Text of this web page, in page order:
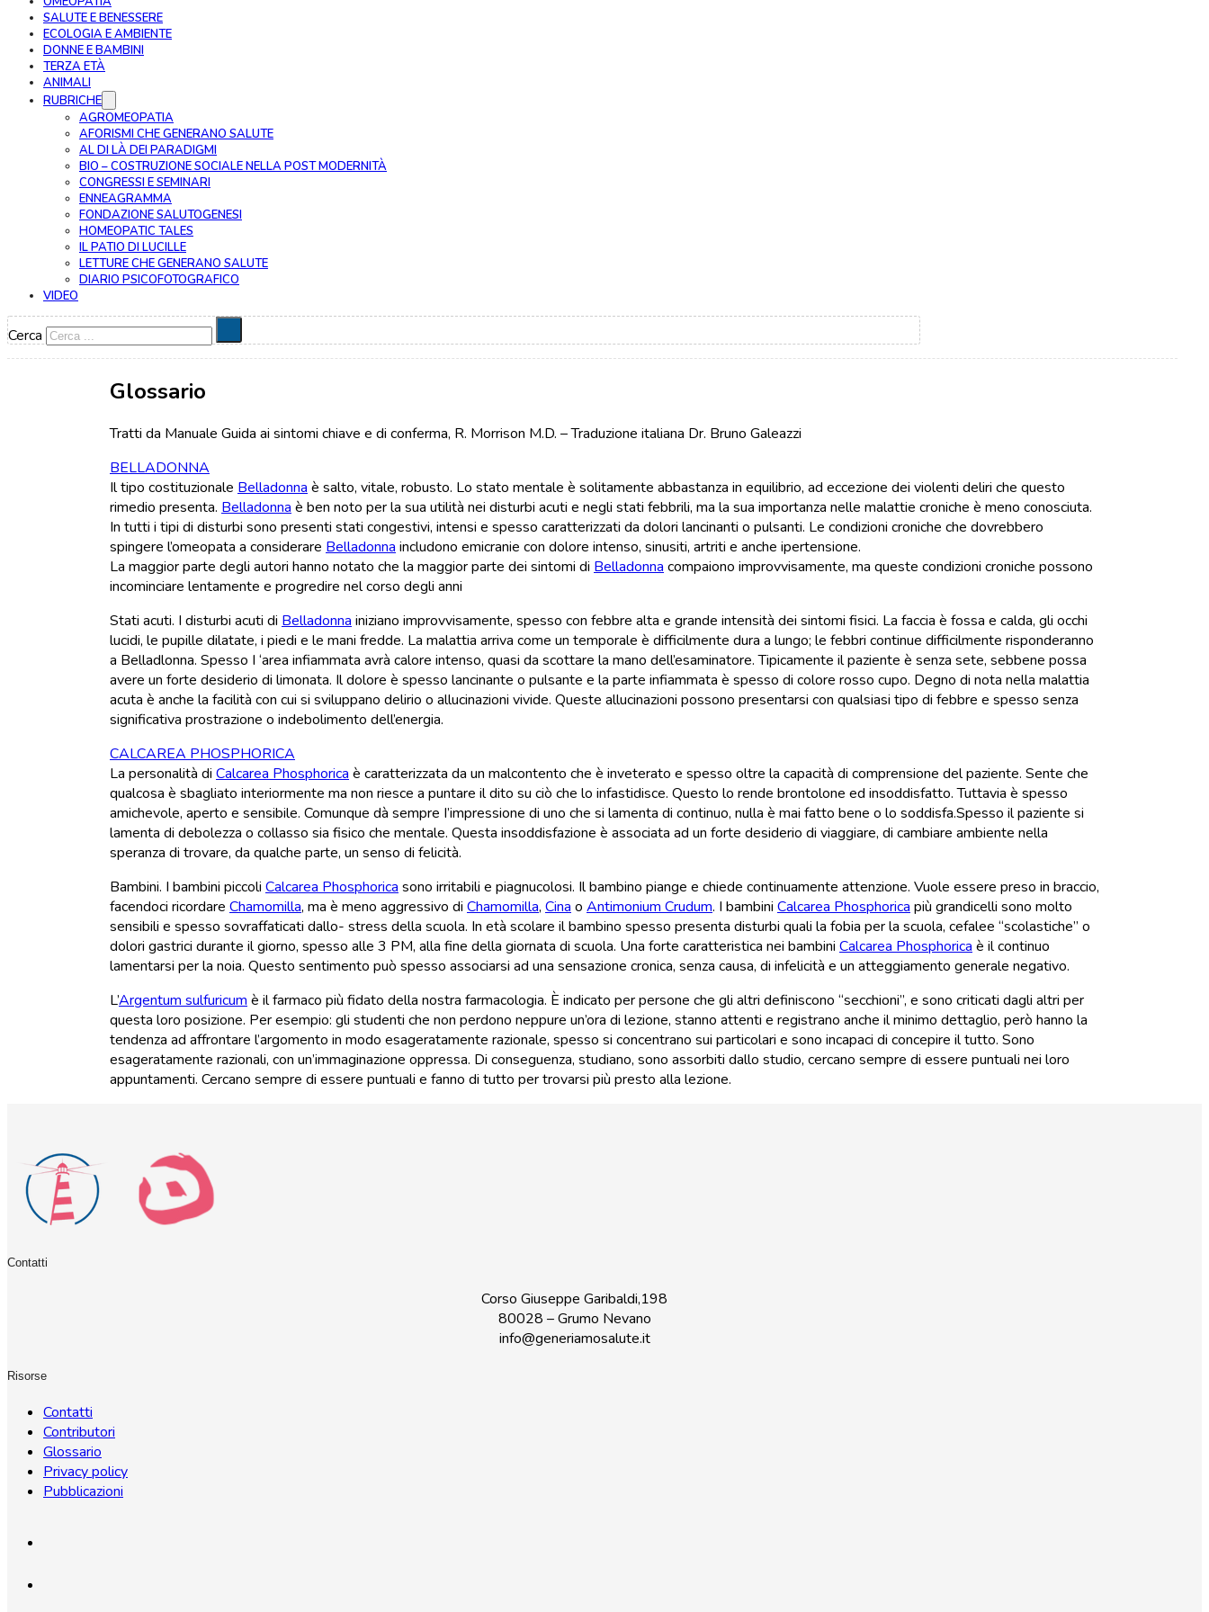
SALUTE E BENESSERE
ECOLOGIA E AMBIENTE
DONNE E BAMBINI
TERZA ETÀ
ANIMALI
RUBRICHE
AGROMEOPATIA
AFORISMI CHE GENERANO SALUTE
AL DI LÀ DEI PARADIGMI
BIO – COSTRUZIONE SOCIALE NELLA POST MODERNITÀ
CONGRESSI E SEMINARI
ENNEAGRAMMA
FONDAZIONE SALUTOGENESI
HOMEOPATIC TALES
IL PATIO DI LUCILLE
LETTURE CHE GENERANO SALUTE
DIARIO PSICOFOTOGRAFICO
VIDEO
Cerca
Glossario
Tratti da Manuale Guida ai sintomi chiave e di conferma, R. Morrison M.D. – Traduzione italiana Dr. Bruno Galeazzi
BELLADONNA
Il tipo costituzionale Belladonna è salto, vitale, robusto. Lo stato mentale è solitamente abbastanza in equilibrio, ad eccezione dei violenti deliri che questo
rimedio presenta. Belladonna è ben noto per la sua utilità nei disturbi acuti e negli stati febbrili, ma la sua importanza nelle malattie croniche è meno conosciuta.
In tutti i tipi di disturbi sono presenti stati congestivi, intensi e spesso caratterizzati da dolori lancinanti o pulsanti. Le condizioni croniche che dovrebbero
spingere l’omeopata a considerare Belladonna includono emicranie con dolore intenso, sinusiti, artriti e anche ipertensione.
La maggior parte degli autori hanno notato che la maggior parte dei sintomi di Belladonna compaiono improvvisamente, ma queste condizioni croniche possono
incominciare lentamente e progredire nel corso degli anni
Stati acuti. I disturbi acuti di Belladonna iniziano improvvisamente, spesso con febbre alta e grande intensità dei sintomi fisici. La faccia è fossa e calda, gli occhi
lucidi, le pupille dilatate, i piedi e le mani fredde. La malattia arriva come un temporale è difficilmente dura a lungo; le febbri continue difficilmente risponderanno
a Belladlonna. Spesso I ‘area infiammata avrà calore intenso, quasi da scottare la mano dell’esaminatore. Tipicamente il paziente è senza sete, sebbene possa
avere un forte desiderio di limonata. Il dolore è spesso lancinante o pulsante e la parte infiammata è spesso di colore rosso cupo. Degno di nota nella malattia
acuta è anche la facilità con cui si sviluppano delirio o allucinazioni vivide. Queste allucinazioni possono presentarsi con qualsiasi tipo di febbre e spesso senza
significativa prostrazione o indebolimento dell’energia.
CALCAREA PHOSPHORICA
La personalità di Calcarea Phosphorica è caratterizzata da un malcontento che è inveterato e spesso oltre la capacità di comprensione del paziente. Sente che
qualcosa è sbagliato interiormente ma non riesce a puntare il dito su ciò che lo infastidisce. Questo lo rende brontolone ed insoddisfatto. Tuttavia è spesso
amichevole, aperto e sensibile. Comunque dà sempre I’impressione di uno che si lamenta di continuo, nulla è mai fatto bene o lo soddisfa.Spesso il paziente si
lamenta di debolezza o collasso sia fisico che mentale. Questa insoddisfazione è associata ad un forte desiderio di viaggiare, di cambiare ambiente nella
speranza di trovare, da qualche parte, un senso di felicità.
Bambini. I bambini piccoli Calcarea Phosphorica sono irritabili e piagnucolosi. Il bambino piange e chiede continuamente attenzione. Vuole essere preso in braccio,
facendoci ricordare Chamomilla, ma è meno aggressivo di Chamomilla, Cina o Antimonium Crudum. I bambini Calcarea Phosphorica più grandicelli sono molto
sensibili e spesso sovraffaticati dallo- stress della scuola. In età scolare il bambino spesso presenta disturbi quali la fobia per la scuola, cefalee “scolastiche” o
dolori gastrici durante il giorno, spesso alle 3 PM, alla fine della giornata di scuola. Una forte caratteristica nei bambini Calcarea Phosphorica è il continuo
lamentarsi per la noia. Questo sentimento può spesso associarsi ad una sensazione cronica, senza causa, di infelicità e un atteggiamento generale negativo.
L’Argentum sulfuricum è il farmaco più fidato della nostra farmacologia. È indicato per persone che gli altri definiscono ‘‘secchioni’’, e sono criticati dagli altri per
questa loro posizione. Per esempio: gli studenti che non perdono neppure un’ora di lezione, stanno attenti e registrano anche il minimo dettaglio, però hanno la
tendenza ad affrontare l’argomento in modo esageratamente razionale, spesso si concentrano sui particolari e sono incapaci di concepire il tutto. Sono
esageratamente razionali, con un’immaginazione oppressa. Di conseguenza, studiano, sono assorbiti dallo studio, cercano sempre di essere puntuali nei loro
appuntamenti. Cercano sempre di essere puntuali e fanno di tutto per trovarsi più presto alla lezione.
Contatti
Corso Giuseppe Garibaldi,198
80028 – Grumo Nevano
info@generiamosalute.it
Risorse
Contatti
Contributori
Glossario
Privacy policy
Pubblicazioni